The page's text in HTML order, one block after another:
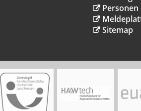
Personen
Sitemap